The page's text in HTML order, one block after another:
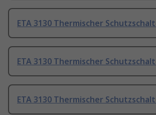
ETA 3130 Thermischer
ETA 3130 Thermischer
ETA 3130 Thermischer